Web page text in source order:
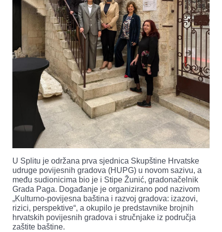
U Splitu je održana prva sjednica Skupštine Hrvatske
udruge povijesnih gradova (HUPG) u novom sazivu, a
među sudionicima bio je i Stipe Žunić, gradonačelnik
Grada Paga. Događanje je organizirano pod nazivom
„Kulturno-povijesna baština i razvoj gradova: izazovi,
rizici, perspektive“, a okupilo je predstavnike brojnih
hrvatskih povijesnih gradova i stručnjake iz područja
zaštite baštine.